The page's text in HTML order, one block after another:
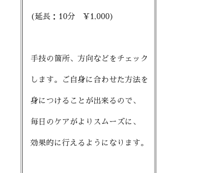
(延長：10分 ¥1,000)
手技の箇所、方向などをチェック
します。ご自身に合わせた方法を
身につけることが出来るので、
毎日のケアがよりスムーズに、
効果的に行えるようになります。